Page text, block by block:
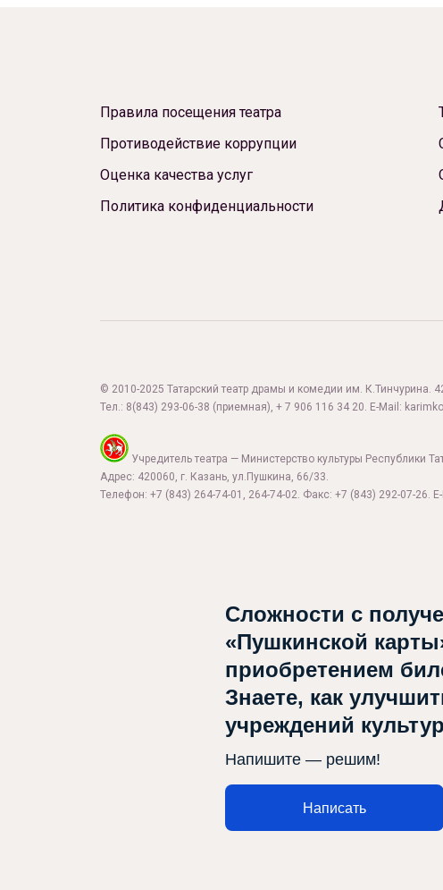
Правила посещения театра
Противодействие коррупции
Оценка качества услуг
Политика конфиденциальности
© 2010-2025 Татарский театр драмы и комедии им. К.Тинчурина.
Тел.: 8(843) 293-06-38 (приемная), + 7 906 116 34 20. E-Mail:
Учредитель театра — Министерство культуры Республики
Адрес: 420060, г. Казань, ул.Пушкина, 66/33.
Телефон: +7 (843) 264-74-01, 264-74-02. Факс: +7 (843) 292-07-26.
Сложности с
«Пушкинской
приобретением
Знаете, как
учреждений
Напишите — решим!
Написать